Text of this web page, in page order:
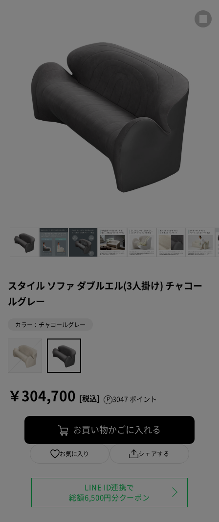
スタイル ソファ ダブルエル(3人掛け) チャコー
ルグレー
カラー：チャコールグレー
￥304,700 3047 ポイント
お買い物かごに入れる
お気に入り シェアする
LINE ID連携で
総額6,500円分クーポン
きちんと保証について
自然故障に加え物損故障にも対応
※1 自然故障、物損故障が発生し製品が正常に機能
しなくなったことが当社にて認められた場合に
焼けやピクセル抜け、輝度低下等は保証の対象
を提供する場合があります。
り設定された保証期間は延長されません。
詳しくは「
自然故障
製品の取扱説明書に記載されている使用上の注意等に
従い正常に使用したにもかかわらず本製品が正常に機